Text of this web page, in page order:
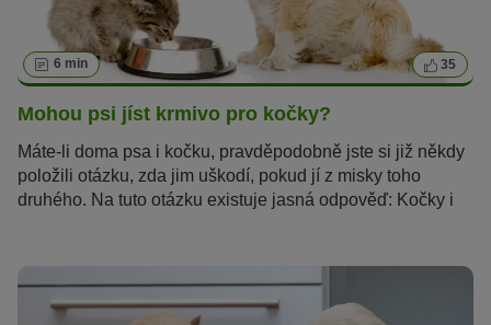
6 min 35
Mohou psi jíst krmivo pro kočky?
Máte-li doma psa i kočku, pravděpodobně jste si již někdy
položili otázku, zda jim uškodí, pokud jí z misky toho
druhého. Na tuto otázku existuje jasná odpověď: Kočky i